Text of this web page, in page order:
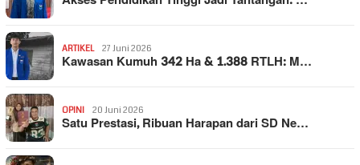
ARTIKEL 27 Juni 2026
Kawasan Kumuh 342 Ha & 1.388 RTLH: M…
OPINI 20 Juni 2026
Satu Prestasi, Ribuan Harapan dari SD Ne…